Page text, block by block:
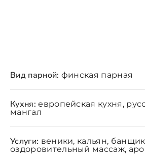
Вид парной: финская парная
Кухня: европейская кухня,
мангал
Услуги: веники, кальян,
оздоровительный массаж,